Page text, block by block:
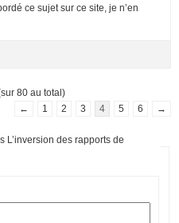
ce sujet sur ce site, je n’en
80 au total)
←
1 2 3 4 5 6 →
L’inversion des rapports de